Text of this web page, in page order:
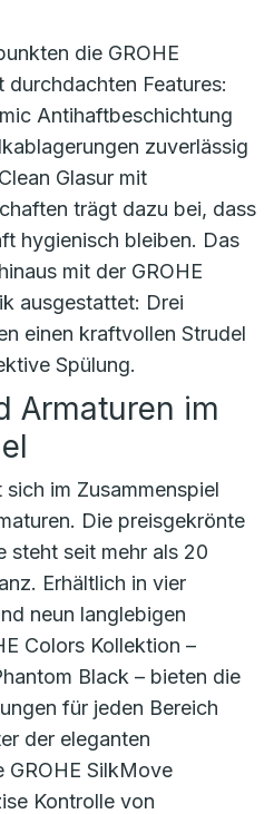
die GROHE
durchdachten Features:
Antihaftbeschichtung
zuverlässig
Glasur mit
trägt dazu bei, dass
hygienisch bleiben. Das
mit der GROHE
ausgestattet: Drei
einen kraftvollen Strudel
Spülung.
Armaturen im
im Zusammenspiel
Die preisgekrönte
steht seit mehr als 20
Erhältlich in vier
neun langlebigen
Colors Kollektion –
Black – bieten die
für jeden Bereich
der eleganten
GROHE SilkMove
Kontrolle von